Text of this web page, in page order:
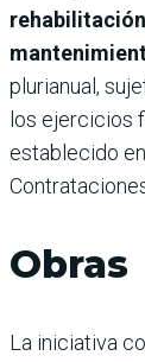
plurianual,
los ejercicios
establecido
Obras
La iniciativa